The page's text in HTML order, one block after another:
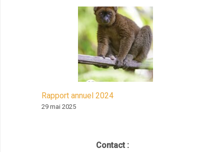
Rapport annuel 2024
29 mai 2025
Contact :